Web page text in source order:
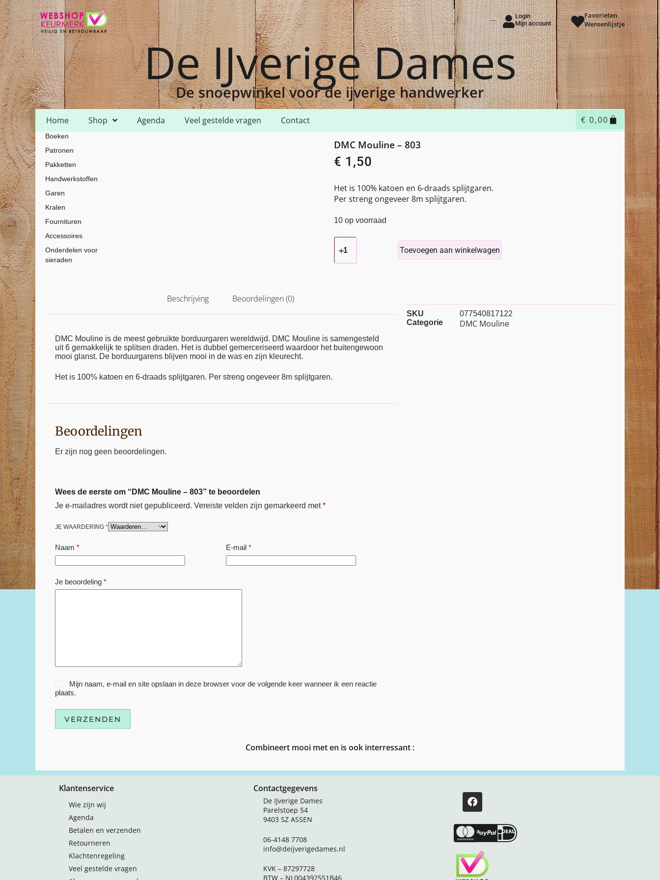
Login
Mijn account
Favorieten
Wensenlijstje
De IJverige Dames
De snoepwinkel voor de ijverige handwerker
Home Shop Agenda Veel gestelde vragen Contact € 0,00
Home Shop
Boeken
Patronen
Pakketten
Handwerkstoffen
Garen
Kralen
Fournituren
Accessoires
Onderdelen voor
sieraden
DMC Mouline – 803
€ 1,50
Het is 100% katoen en 6-draads splijtgaren.
Per streng ongeveer 8m splijtgaren.
10 op voorraad
Toevoegen aan winkelwagen
Beschrijving Beoordelingen (0)
DMC Mouline is de meest gebruikte borduurgaren wereldwijd. DMC Mouline is samengesteld
uit 6 gemakkelijk te splitsen draden. Het is dubbel gemerceriseerd waardoor het buitengewoon
mooi glanst. De borduurgarens blijven mooi in de was en zijn kleurecht.
Het is 100% katoen en 6-draads splijtgaren. Per streng ongeveer 8m splijtgaren.
Beoordelingen
Er zijn nog geen beoordelingen.
Wees de eerste om “DMC Mouline – 803” te beoordelen
Je e-mailadres wordt niet gepubliceerd. Vereiste velden zijn gemarkeerd met*
JE WAARDERING *
Naam * E-mail*
Je beoordeling *
Mijn naam, e-mail en site opslaan in deze browser voor de volgende keer wanneer ik een reactie
plaats.
VERZENDEN
SKU
077540817122
Categorie
DMC Mouline
Combineert mooi met en is ook interressant :
Klantenservice
Wie zijn wij
Agenda
Betalen en verzenden
Retourneren
Klachtenregeling
Veel gestelde vragen
Contactgegevens
De IJverige Dames
Parelstoep 54
9403 SZ ASSEN
06-4148 7708
info@deijverigedames.nl
KVK – 87297728
BTW – NL004392551B46